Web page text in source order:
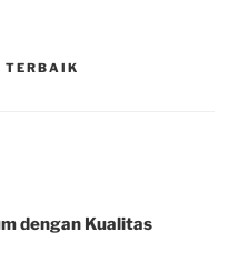
TERBAIK
dengan Kualitas